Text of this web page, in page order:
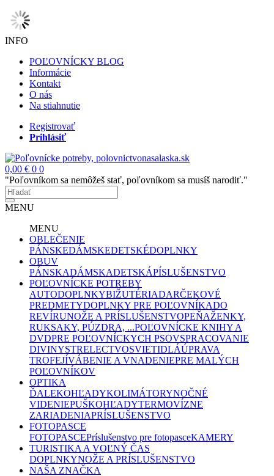
INFO
POĽOVNÍCKY BLOG
Informácie
Kontakt
O nás
Na stiahnutie
Registrovať
Prihlásiť
0,00 € 0 0
"Poľovníkom sa nemôžeš stať, poľovníkom sa musíš narodiť."
MENU
MENU
OBLEČENIE
PÁNSKEDÁMSKEDETSKÉDOPLNKY
OBUV
PÁNSKADÁMSKADETSKÁPÍSLUŠENSTVO
POĽOVNÍCKE POTREBY
AUTODOPLNKYBIŽUTÉRIADARČEKOVÉ
PREDMETYDOPLNKY PRE POĽOVNÍKADO
REVÍRUNOŽE A PRÍSLUŠENSTVOPEŇAŽENKY,
RUKSAKY, PÚZDRA, ...POĽOVNÍCKE KNIHY A
DVDPRE POĽOVNÍCKYCH PSOVSPRACOVANIE
DIVINYSTRELECTVOSVIETIDLÁÚPRAVA
TROFEJÍVÁBENIE A VNADENIEPRE MALÝCH
POĽOVNÍKOV
OPTIKA
ĎALEKOHĽADYKOLIMÁTORYNOČNÉ
VIDENIEPUŠKOHĽADYTERMOVÍZNE
ZARIADENIAPRÍSLUŠENSTVO
FOTOPASCE
FOTOPASCEPríslušenstvo pre fotopasceKAMERY
TURISTIKA A VOĽNÝ ČAS
DOPLNKYNOŽE A PRÍSLUŠENSTVO
NAŠA ZNAČKA